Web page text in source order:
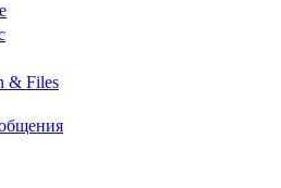
& Files